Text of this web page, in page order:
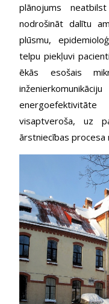
plānojums
nodrošināt dalītu
plūsmu,
telpu piekļuvi
ēkās esošais
visaptveroša, uz
ārstniecības procesa